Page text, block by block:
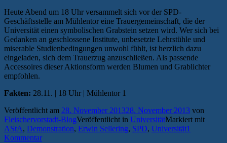
Heute Abend um 18 Uhr versammelt sich vor der SPD-
Geschäftsstelle am Mühlentor eine Trauergemeinschaft, die der
Universität einen symbolischen Grabstein setzen wird. Wer sich bei
Gedanken an geschlossene Institute, unbesetzte Lehrstühle und
miserable Studienbedingungen unwohl fühlt, ist herzlich dazu
eingeladen, sich dem Trauerzug anzuschließen. Als passende
Accessoires dieser Aktionsform werden Blumen und Grablichter
empfohlen.
Fakten: 28.11. | 18 Uhr | Mühlentor 1
Veröffentlicht am 28. November 201328. November 2013 von
Fleischervorstadt-BlogVeröffentlicht in UniversitätMarkiert mit
AStA, Demonstration, Erwin Sellering, SPD, Universität1
Kommentar